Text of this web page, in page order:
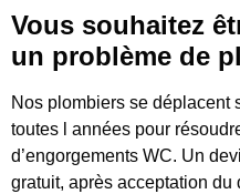
Vous souhaitez
un problème de
Nos plombiers se déplacent
toutes l années pour
d’engorgements WC. Un
gratuit, après acceptation